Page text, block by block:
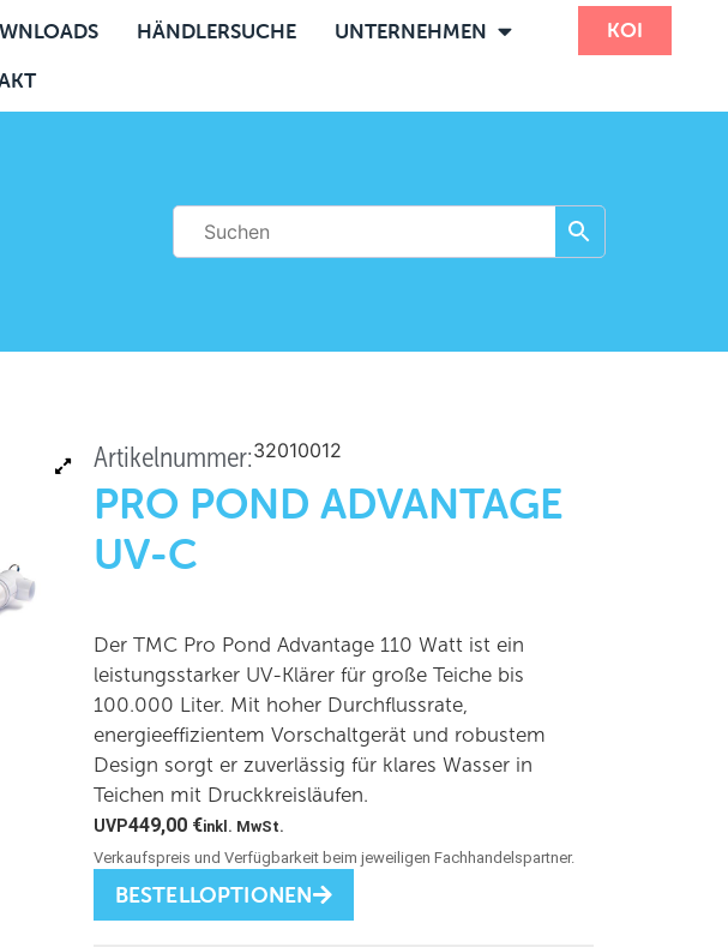
HÄNDLERSUCHE
UNTERNEHMEN
KOI
Artikelnummer:32010012
PRO POND ADVANTAGE
UV-C
Der TMC Pro Pond Advantage 110 Watt ist ein
leistungsstarker UV-Klärer für große Teiche bis
100.000 Liter. Mit hoher Durchflussrate,
energieeffizientem Vorschaltgerät und robustem
Design sorgt er zuverlässig für klares Wasser in
Teichen mit Druckkreisläufen.
449,00 €inkl. MwSt.
BESTELLOPTIONEN